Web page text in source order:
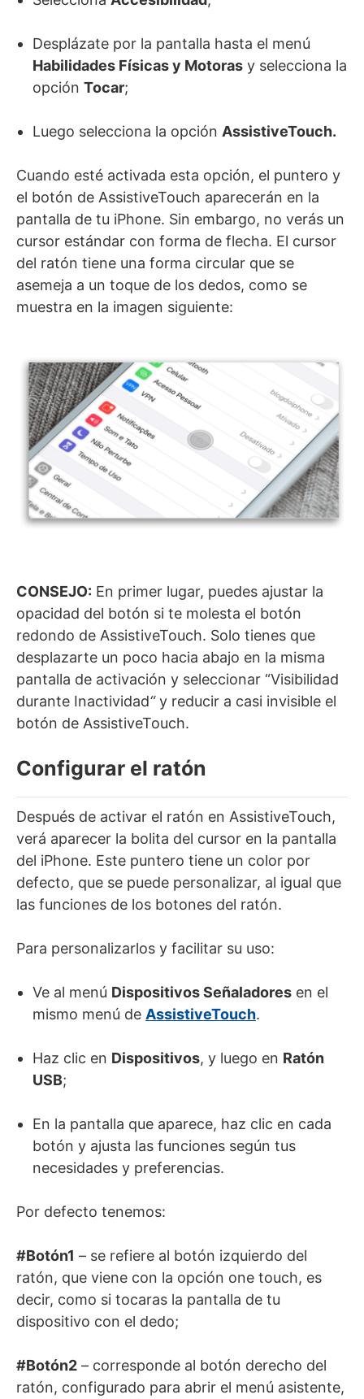
Desplázate por la pantalla hasta el menú
Habilidades Físicas y Motoras y selecciona la
opción Tocar;
Luego selecciona la opción AssistiveTouch.
Cuando esté activada esta opción, el puntero y
el botón de AssistiveTouch aparecerán en la
pantalla de tu iPhone. Sin embargo, no verás un
cursor estándar con forma de flecha. El cursor
del ratón tiene una forma circular que se
asemeja a un toque de los dedos, como se
muestra en la imagen siguiente:
CONSEJO: En primer lugar, puedes ajustar la
opacidad del botón si te molesta el botón
redondo de AssistiveTouch. Solo tienes que
desplazarte un poco hacia abajo en la misma
pantalla de activación y seleccionar “Visibilidad
durante Inactividad“y reducir a casi invisible el
botón de AssistiveTouch.
Configurar el ratón
Después de activar el ratón en AssistiveTouch,
verá aparecer la bolita del cursor en la pantalla
del iPhone. Este puntero tiene un color por
defecto, que se puede personalizar, al igual que
las funciones de los botones del ratón.
Para personalizarlos y facilitar su uso:
Ve al menú Dispositivos Señaladores en el
mismo menú de AssistiveTouch.
Haz clic en Dispositivos, y luego en Ratón
USB;
En la pantalla que aparece, haz clic en cada
botón y ajusta las funciones según tus
necesidades y preferencias.
Por defecto tenemos:
#Botón1 – se refiere al botón izquierdo del
ratón, que viene con la opción one touch, es
decir, como si tocaras la pantalla de tu
dispositivo con el dedo;
#Botón2 – corresponde al botón derecho del
ratón, configurado para abrir el menú asistente,